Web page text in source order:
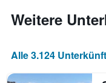
durchschnittlichen
Zimmerpreis
Weitere
Alle 3.124